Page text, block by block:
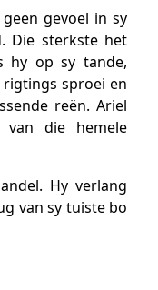
gevoel in sy
Die sterkste het
hy op sy tande,
sproei en
reën. Ariel
die hemele
Hy verlang
van sy tuiste bo